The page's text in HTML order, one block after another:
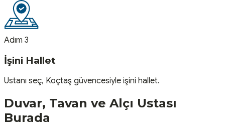
Adım 3
İşini Hallet
Ustanı seç, Koçtaş güvencesiyle işini hallet.
Duvar, Tavan ve Alçı Ustası
Burada